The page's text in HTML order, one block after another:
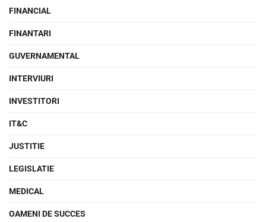
FINANCIAL
FINANTARI
GUVERNAMENTAL
INTERVIURI
INVESTITORI
IT&C
JUSTITIE
LEGISLATIE
MEDICAL
OAMENI DE SUCCES